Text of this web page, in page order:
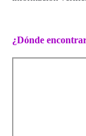
¿Dónde